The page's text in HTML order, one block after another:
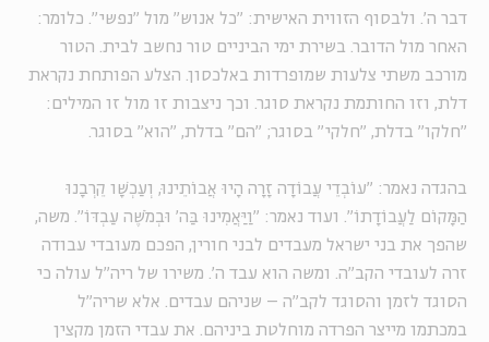
דבר ה'. ולבסוף הזווית האישית: "כל אנוש" מול "נפשי". כלומר:
האחר מול הדובר. בשירת ימי הביניים טור נחשב לבית. הטור
מורכב משתי צלעות שמופרדות באלכסון. הצלע הפותחת נקראת
דלת, וזו החותמת נקראת סוגר. וכך ניצבות זו מול זו המילים:
"חלקו" בדלת, "חלקי" בסוגר; "הם" בדלת, "הוא" בסוגר.
בהגדה נאמר: "עוֹבְדֵי עֲבוֹדָה זָרָה הָיוּ אֲבוֹתֵינוּ, וְעַכְשָׁו קֵרְבָנוּ
הַמָּקוֹם לַעֲבוֹדָתוֹ". ועוד נאמר: "וַיַּאֲמִינוּ בַּה' וּבְמֹשֶׁה עַבְדּוֹ". משה,
שהפך את בני ישראל מעבדים לבני חורין, הפכם מעובדי עבודה
זרה לעובדי הקב"ה. ומשה הוא עבד ה'. משירו של ריה"ל עולה כי
הסוגד לזמן והסוגד לקב"ה – שניהם עבדים. אלא שריה"ל
במכתמו מייצר הפרדה מוחלטת ביניהם. את עבדי הזמן מקצין